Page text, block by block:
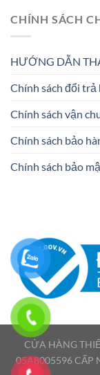
CHÍNH SÁCH
HƯỚNG DẪN
Chính sách đổi trả
Chính sách vận
Chính sách bảo
Chính sách bảo
CỬA HÀNG
05A8005596 CẤP